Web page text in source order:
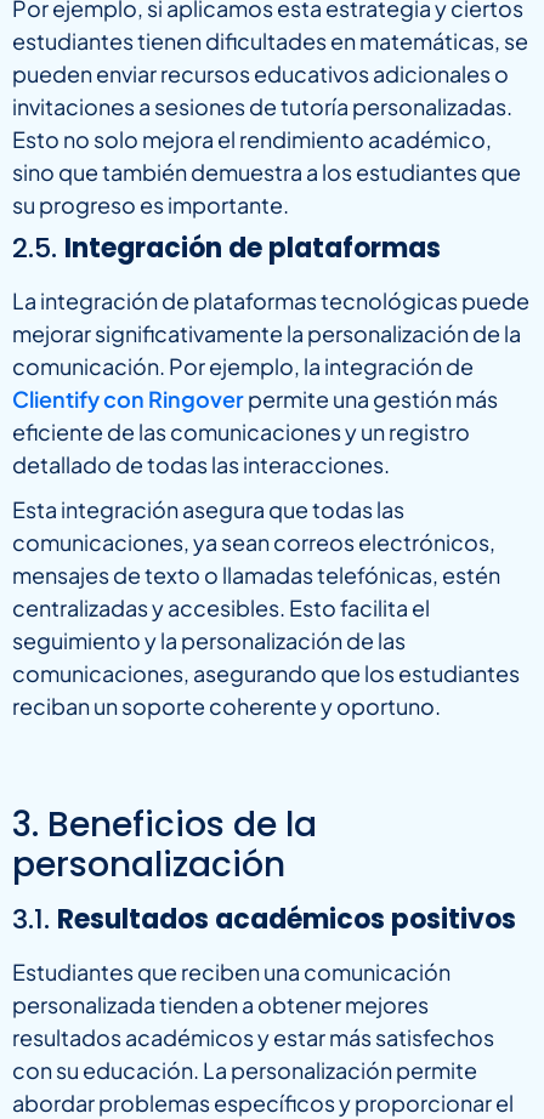
Por ejemplo, si aplicamos esta estrategia y ciertos
estudiantes tienen dificultades en matemáticas, se
pueden enviar recursos educativos adicionales o
invitaciones a sesiones de tutoría personalizadas.
Esto no solo mejora el rendimiento académico,
sino que también demuestra a los estudiantes que
su progreso es importante.
2.5. Integración de plataformas
La integración de plataformas tecnológicas puede
mejorar significativamente la personalización de la
comunicación. Por ejemplo, la integración de
Clientify con Ringoverpermite una gestión más
eficiente de las comunicaciones y un registro
detallado de todas las interacciones.
Esta integración asegura que todas las
comunicaciones, ya sean correos electrónicos,
mensajes de texto o llamadas telefónicas, estén
centralizadas y accesibles. Esto facilita el
seguimiento y la personalización de las
comunicaciones, asegurando que los estudiantes
reciban un soporte coherente y oportuno.
3. Beneficios de la
personalización
3.1. Resultados académicos positivos
Estudiantes que reciben una comunicación
personalizada tienden a obtener mejores
resultados académicos y estar más satisfechos
con su educación. La personalización permite
abordar problemas específicos y proporcionar el